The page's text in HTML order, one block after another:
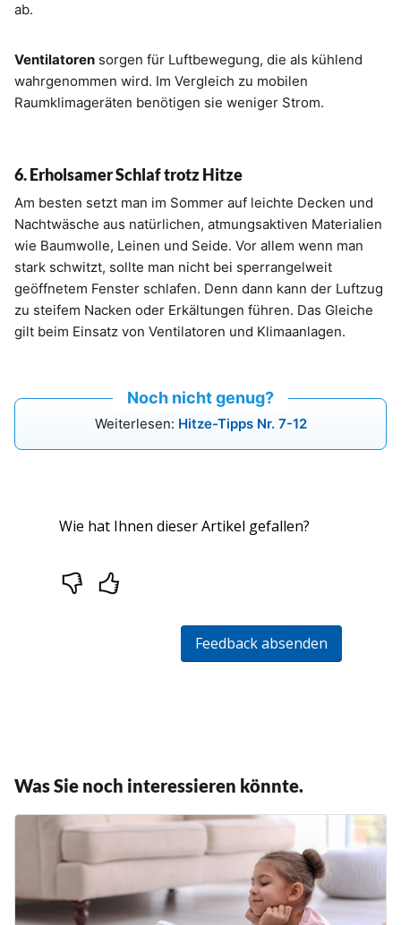
ab.
Ventilatoren sorgen für Luftbewegung, die als kühlend
wahrgenommen wird. Im Vergleich zu mobilen
Raumklimageräten benötigen sie weniger Strom.
6. Erholsamer Schlaf trotz Hitze
Am besten setzt man im Sommer auf leichte Decken und
Nachtwäsche aus natürlichen, atmungsaktiven Materialien
wie Baumwolle, Leinen und Seide. Vor allem wenn man
stark schwitzt, sollte man nicht bei sperrangelweit
geöffnetem Fenster schlafen. Denn dann kann der Luftzug
zu steifem Nacken oder Erkältungen führen. Das Gleiche
gilt beim Einsatz von Ventilatoren und Klimaanlagen.
Noch nicht genug?
Weiterlesen: Hitze-Tipps Nr. 7-12
Was Sie noch interessieren könnte.